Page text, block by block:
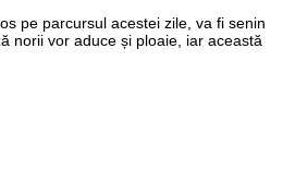
pe parcursul acestei zile, va fi senin
norii vor aduce și ploaie, iar această